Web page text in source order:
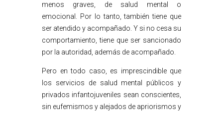
menos graves, de salud mental o
emocional. Por lo tanto, también tiene que
ser atendido y acompañado. Y si no cesa su
comportamiento, tiene que ser sancionado
por la autoridad, además de acompañado.
Pero en todo caso, es imprescindible que
los servicios de salud mental públicos y
privados infantojuveniles sean conscientes,
sin eufemismos y alejados de apriorismos y